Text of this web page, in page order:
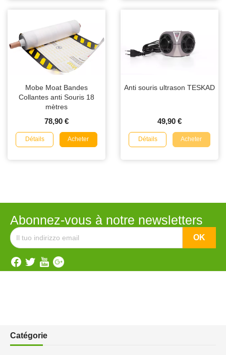
Mobe Moat Bandes
Collantes anti Souris 18
mètres
78,90 €
Détails Acheter
Anti souris ultrason TESKAD
49,90 €
Détails Acheter
Abonnez-vous à notre newsletters
Catégorie